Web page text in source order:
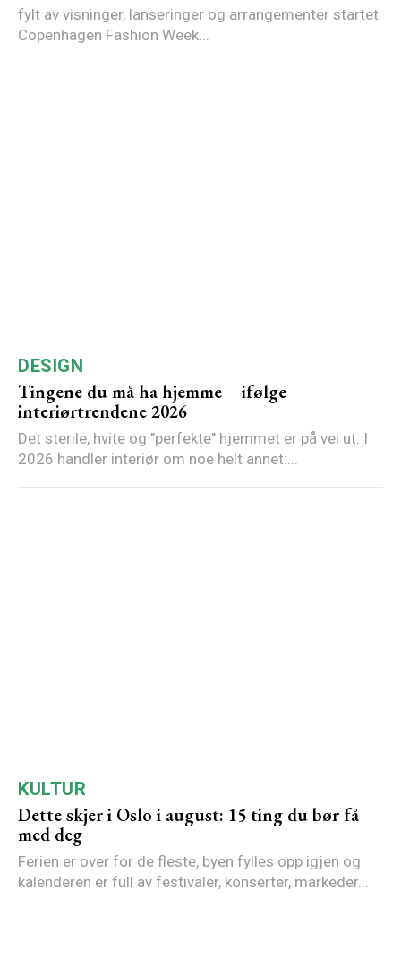
fylt av visninger, lanseringer og arrangementer startet
Copenhagen Fashion Week...
DESIGN
Tingene du må ha hjemme – ifølge
interiørtrendene 2026
Det sterile, hvite og "perfekte" hjemmet er på vei ut. I
2026 handler interiør om noe helt annet:...
KULTUR
Dette skjer i Oslo i august: 15 ting du bør få
med deg
Ferien er over for de fleste, byen fylles opp igjen og
kalenderen er full av festivaler, konserter, markeder...